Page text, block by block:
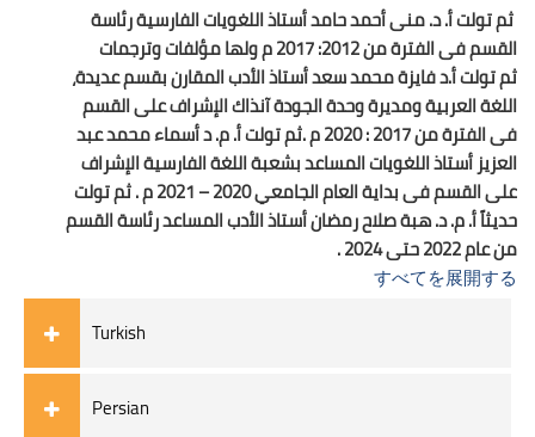
ثم تولت أ. د. منى أحمد حامد أستاذ اللغويات الفارسية رئاسة
القسم فى الفترة من 2012: 2017 م ولها مؤلفات وترجمات
عديدة،ثم تولت أ.د فايزة محمد سعد أستاذ الأدب المقارن بقسم
اللغة العربية ومديرة وحدة الجودة آنذاك الإشراف على القسم
فى الفترة من 2017 : 2020 م .ثم تولت أ. م. د أسماء محمد عبد
العزيز أستاذ اللغويات المساعد بشعبة اللغة الفارسية الإشراف
على القسم فى بداية العام الجامعي 2020 – 2021 م . ثم تولت
حديثاً أ. م. د. هبة صلاح رمضان أستاذ الأدب المساعد رئاسة القسم
من عام 2022 حتى 2024 .
すべてを展開する
Turkish
Persian